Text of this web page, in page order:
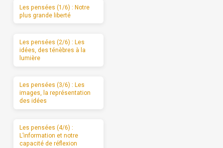
Les pensées (1/6) : Notre
plus grande liberté
Les pensées (2/6) : Les
idées, des ténèbres à la
lumière
Les pensées (3/6) : Les
images, la représentation
des idées
Les pensées (4/6) :
L’information et notre
capacité de réflexion